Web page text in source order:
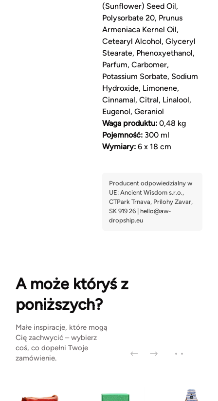
(Sunflower) Seed Oil,
Polysorbate 20, Prunus
Armeniaca Kernel Oil,
Cetearyl Alcohol, Glyceryl
Stearate, Phenoxyethanol,
Parfum, Carbomer,
Potassium Sorbate, Sodium
Hydroxide, Limonene,
Cinnamal, Citral, Linalool,
Eugenol, Geraniol
Waga produktu:0,48 kg
Pojemność:300 ml
Wymiary:6 x 18 cm
A może któryś z
poniższych?
Małe inspiracje, które mogą
Cię zachwycić – wybierz
coś, co dopełni Twoje
zamówienie.